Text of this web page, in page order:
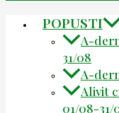
POPUSTI
A-
31/08
A-
Alivit
01/08-31/